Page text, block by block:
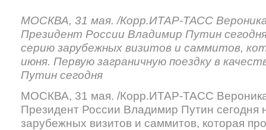
МОСКВА, 31 мая. /Корр.ИТАР-ТАСС
Президент России Владимир Путин
серию зарубежных визитов и саммитов,
июня. Первую заграничную поездку в
Путин сегодня
МОСКВА, 31 мая. /Корр.ИТАР-ТАСС
Президент России Владимир Путин
зарубежных визитов и саммитов, которая